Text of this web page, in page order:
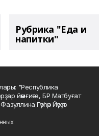
Рубрика "Еда и
напитки"
"Республика
йәмғиәте, БР Матбуғат
Гәүһәр Йәүҙәт